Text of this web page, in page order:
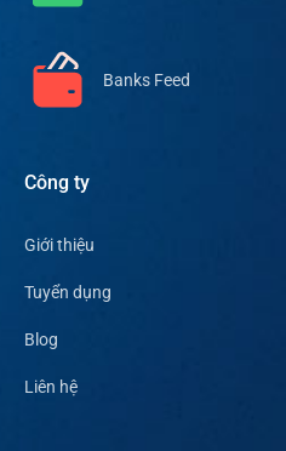
Banks Feed
Công ty
Giới thiệu
Tuyển dụng
Blog
Liên hệ